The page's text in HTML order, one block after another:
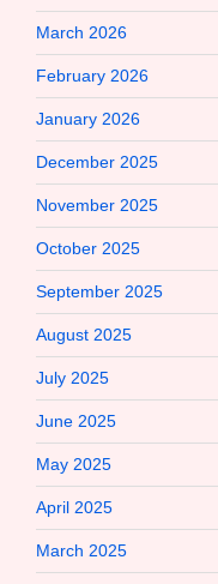
March 2026
February 2026
January 2026
December 2025
November 2025
October 2025
September 2025
August 2025
July 2025
June 2025
May 2025
April 2025
March 2025